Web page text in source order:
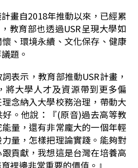
畫自2018年推動以來，已經累
教育部也透過USR呈現大學如
、環境永續、文化保存、健康
題。
表示，教育部推動USR計畫，
將大學人才及資源帶到更多偏
念納入大學校務治理，帶動大
。他說：『(原音)過去高等教
量，還有非常龐大的一個年輕
量，怎樣把理論實踐。能夠對
貢獻，我想這是台灣在培養高
裡邊非常重要的價值。』